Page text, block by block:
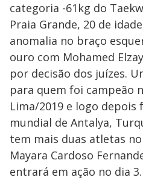
categoria -61kg do
Praia Grande, 20 de
anomalia no braço
ouro com Mohamed
por decisão dos juízes.
para quem foi campeão
Lima/2019 e logo depois
mundial de Antalya,
tem mais duas atletas
Mayara Cardoso
entrará em ação no dia